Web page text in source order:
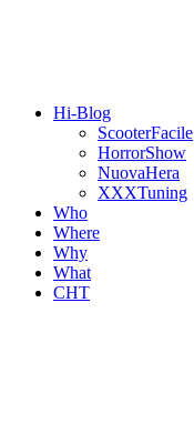
Hi-Blog
ScooterFacile
HorrorShow
NuovaHera
XXXTuning
Who
Where
Why
What
CHT